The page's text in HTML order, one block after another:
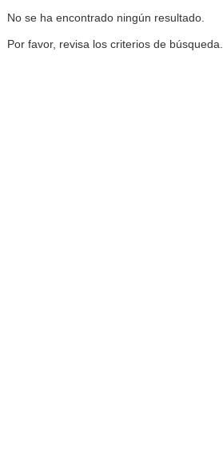
No se ha encontrado ningún resultado.
Por favor, revisa los criterios de búsqueda.